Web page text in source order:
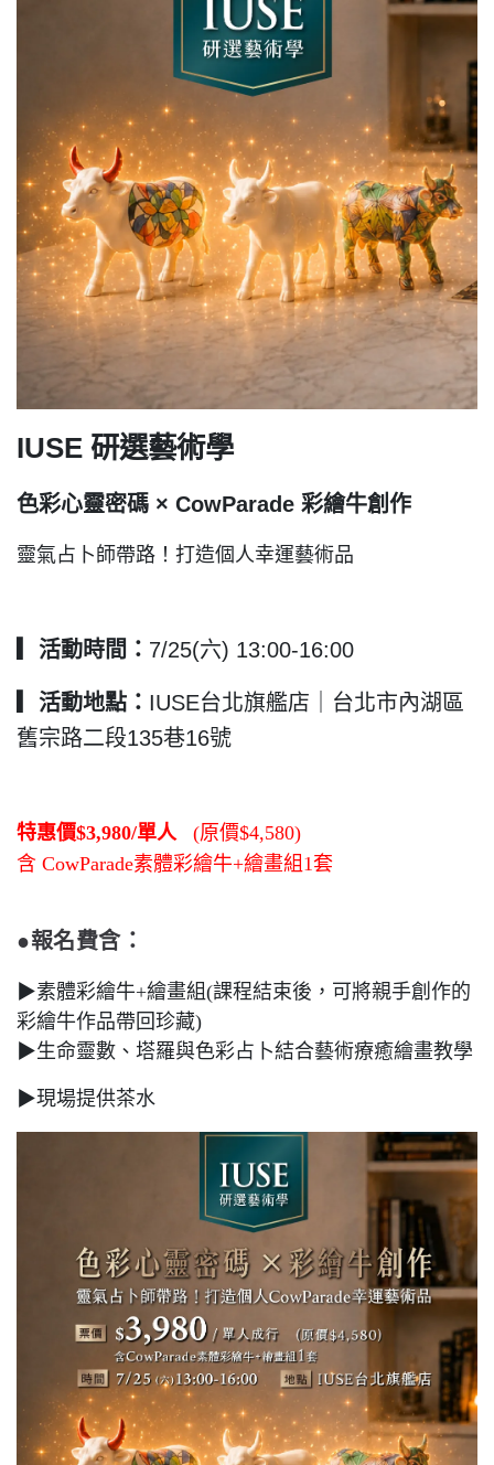
IUSE 研選藝術學
色彩心靈密碼 × CowParade 彩繪牛創作
靈氣占卜師帶路！打造個人幸運藝術品
活動時間： 7/25(六) 13:00-16:00
活動地點： IUSE台北旗艦店｜台北市內湖區
舊宗路二段135巷16號
特惠價$3,980/單人 (原價$4,580)
含 CowParade素體彩繪牛+繪畫組1套
●報名費含：
▶素體彩繪牛+繪畫組(課程結束後，可將親手創作的
彩繪牛作品帶回珍藏)
▶生命靈數、塔羅與色彩占卜結合藝術療癒繪畫教學
▶現場提供茶水